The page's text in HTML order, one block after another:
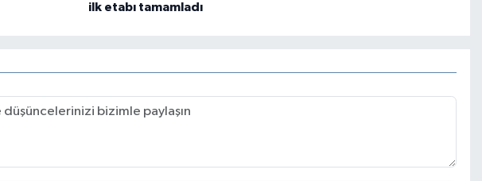
ilk etabı tamamladı